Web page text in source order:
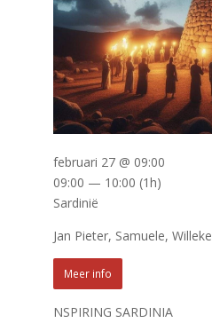
NSPIRING SARDINIA
februari 27 @ 09:00
09:00 — 10:00 (1h)
Sardinië
Jan Pieter, Samuele, Willeke
Meer info